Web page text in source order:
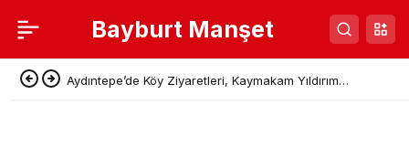
Bayburt Manşet
Aydıntepe’de Köy Ziyaretleri, Kaymakam Yıldırım